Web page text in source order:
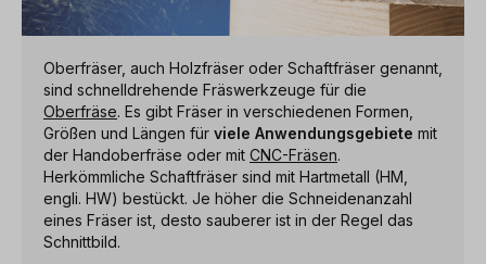
Oberfräser, auch Holzfräser oder Schaftfräser genannt,
sind schnelldrehende Fräswerkzeuge für die
Oberfräse. Es gibt Fräser in verschiedenen Formen,
Größen und Längen für viele Anwendungsgebiete mit
der Handoberfräse oder mit CNC-Fräsen.
Herkömmliche Schaftfräser sind mit Hartmetall (HM,
engli. HW) bestückt. Je höher die Schneidenanzahl
eines Fräser ist, desto sauberer ist in der Regel das
Schnittbild.